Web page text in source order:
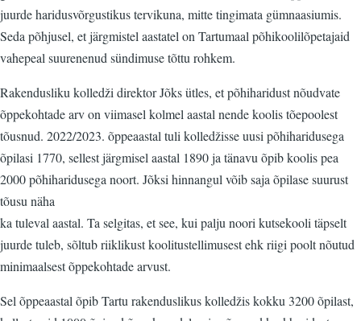
juurde haridusvõrgustikus tervikuna, mitte tingimata gümnaasiumis.
Seda põhjusel, et järgmistel aastatel on Tartumaal põhikoolilõpetajaid
vahepeal suurenenud sündimuse tõttu rohkem.
Rakendusliku kolledži direktor Jõks ütles, et põhiharidust nõudvate
õppekohtade arv on viimasel kolmel aastal nende koolis tõepoolest
tõusnud. 2022/2023. õppeaastal tuli kolledžisse uusi põhiharidusega
õpilasi 1770, sellest järgmisel aastal 1890 ja tänavu õpib koolis pea
2000 põhiharidusega noort. Jõksi hinnangul võib saja õpilase suurust
tõusu näha
ka tuleval aastal. Ta selgitas, et see, kui palju noori kutsekooli täpselt
juurde tuleb, sõltub riiklikust koolitustellimusest ehk riigi poolt nõutud
minimaalsest õppekohtade arvust.
Sel õppeaastal õpib Tartu rakenduslikus kolledžis kokku 3200 õpilast,